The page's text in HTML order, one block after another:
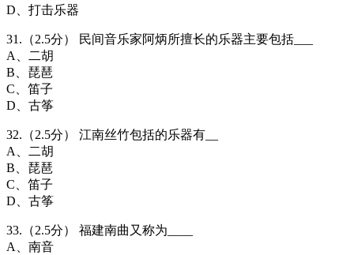
D、打击乐器
31.（2.5分） 民间音乐家阿炳所擅长的乐器主要包括___
A、二胡
B、琵琶
C、笛子
D、古筝
32.（2.5分） 江南丝竹包括的乐器有__
A、二胡
B、琵琶
C、笛子
D、古筝
33.（2.5分） 福建南曲又称为____
A、南音